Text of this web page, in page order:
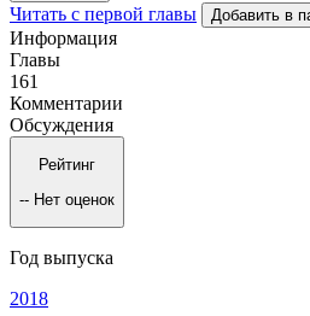
Читать с первой главы Добавить в
Информация
Главы
161
Комментарии
Обсуждения
Рейтинг
-- Нет оценок
Год выпуска
2018